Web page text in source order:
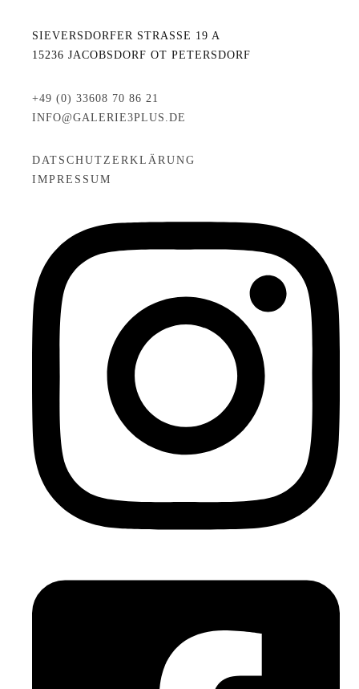
SIEVERSDORFER STRASSE 19 A
15236 JACOBSDORF OT PETERSDORF
+49 (0) 33608 70 86 21
INFO@GALERIE3PLUS.DE
DATSCHUTZERKLÄRUNG
IMPRESSUM